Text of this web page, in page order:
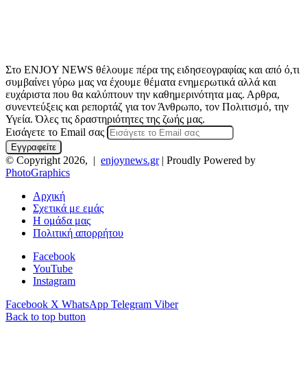
Στο ENJOY NEWS θέλουμε πέρα της ειδησεογραφίας και από ό,τι
συμβαίνει γύρω μας να έχουμε θέματα ενημερωτικά αλλά και
ευχάριστα που θα καλύπτουν την καθημερινότητα μας. Αρθρα,
συνεντεύξεις και ρεπορτάζ για τον Άνθρωπο, τον Πολιτισμό, την
Υγεία. Όλες τις δραστηριότητες της ζωής μας.
Εισάγετε το Email σας
© Copyright 2026, | enjoynews.gr| Proudly Powered by
PhotoGraphics
Αρχική
Σχετικά με εμάς
Η ομάδα μας
Πολιτική απορρήτου
Facebook
YouTube
Instagram
Facebook X WhatsApp Telegram Viber
Back to top button